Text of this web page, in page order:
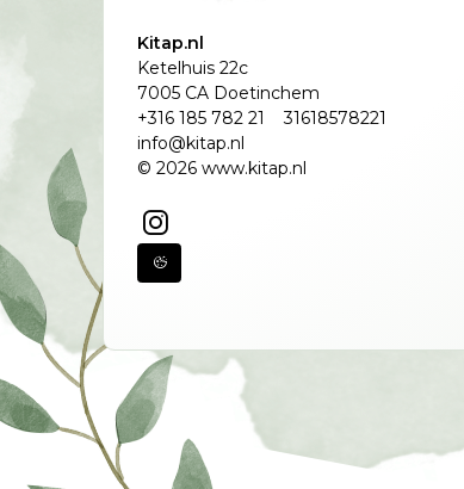
Kitap.nl
Ketelhuis 22c
7005 CA Doetinchem
+316 185 782 21
31618578221
info@kitap.nl
© 2026 www.kitap.nl